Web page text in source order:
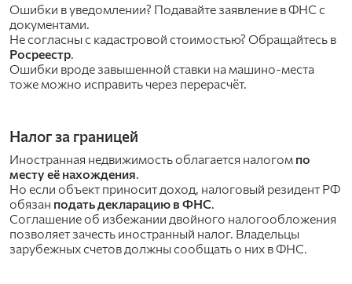
Ошибки в уведомлении? Подавайте заявление в ФНС с
документами.
Не согласны с кадастровой стоимостью? Обращайтесь в
Росреестр.
Ошибки вроде завышенной ставки на машино-места
тоже можно исправить через перерасчёт.
Налог за границей
Иностранная недвижимость облагается налогом по
месту её нахождения.
Но если объект приносит доход, налоговый резидент РФ
обязан подать декларацию в ФНС.
Соглашение об избежании двойного налогообложения
позволяет зачесть иностранный налог. Владельцы
зарубежных счетов должны сообщать о них в ФНС.